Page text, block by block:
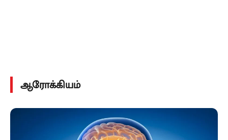
ஆரோக்கியம்